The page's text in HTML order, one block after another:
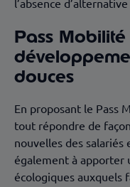
l’absence
Pass
douces
En proposant le Pass
tout répondre de
nouvelles des
également à apporter
écologiques auxquels